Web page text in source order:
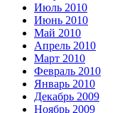
Июль 2010
Июнь 2010
Май 2010
Апрель 2010
Март 2010
Февраль 2010
Январь 2010
Декабрь 2009
Ноябрь 2009